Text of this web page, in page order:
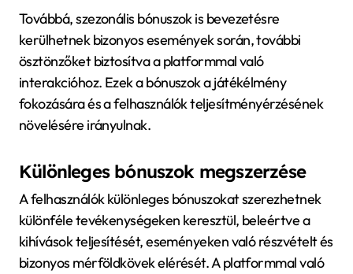
Továbbá, szezonális bónuszok is bevezetésre
kerülhetnek bizonyos események során, további
ösztönzőket biztosítva a platformmal való
interakcióhoz. Ezek a bónuszok a játékélmény
fokozására és a felhasználók teljesítményérzésének
növelésére irányulnak.
Különleges bónuszok megszerzése
A felhasználók különleges bónuszokat szerezhetnek
különféle tevékenységeken keresztül, beleértve a
kihívások teljesítését, eseményeken való részvételt és
bizonyos mérföldkövek elérését. A platformmal való